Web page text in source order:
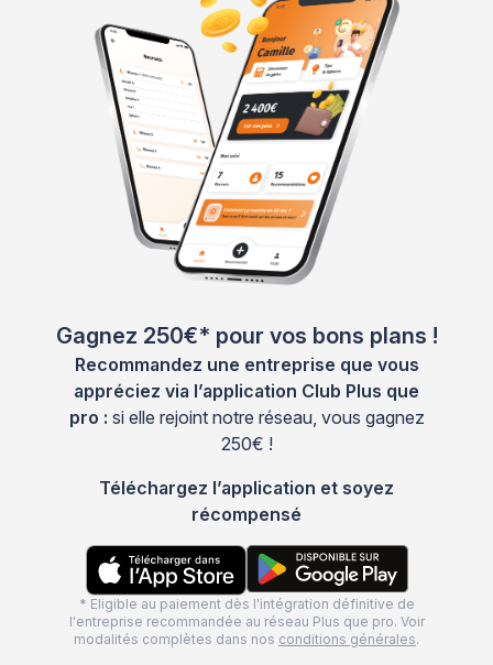
Gagnez 250€* pour vos bons plans !
Recommandez une entreprise que vous
appréciez via l’application Club Plus que
pro : si elle rejoint notre réseau, vous gagnez
250€ !
Téléchargez l’application et soyez
récompensé
* Eligible au paiement dès l'intégration définitive de
l'entreprise recommandée au réseau Plus que pro. Voir
modalités complètes dans nos conditions générales.